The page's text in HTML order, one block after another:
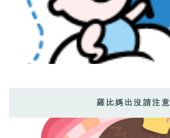
羅比媽出沒請注意